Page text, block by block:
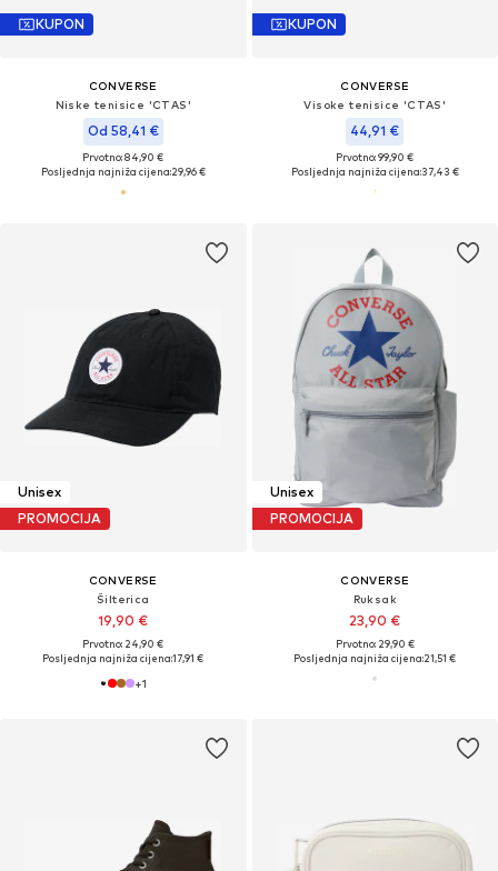
KUPON
CONVERSE
Niske tenisice 'CTAS'
Od 58,41 €
Prvotno: 84,90 €
Posljednja najniža cijena:29,96 €
KUPON
CONVERSE
Visoke tenisice 'CTAS'
44,91 €
Prvotno: 99,90 €
Posljednja najniža cijena:37,43 €
Unisex
PROMOCIJA
CONVERSE
Šilterica
19,90 €
Prvotno: 24,90 €
Posljednja najniža cijena:17,91 €
+1
Unisex
PROMOCIJA
CONVERSE
Ruksak
23,90 €
Prvotno: 29,90 €
Posljednja najniža cijena:21,51 €